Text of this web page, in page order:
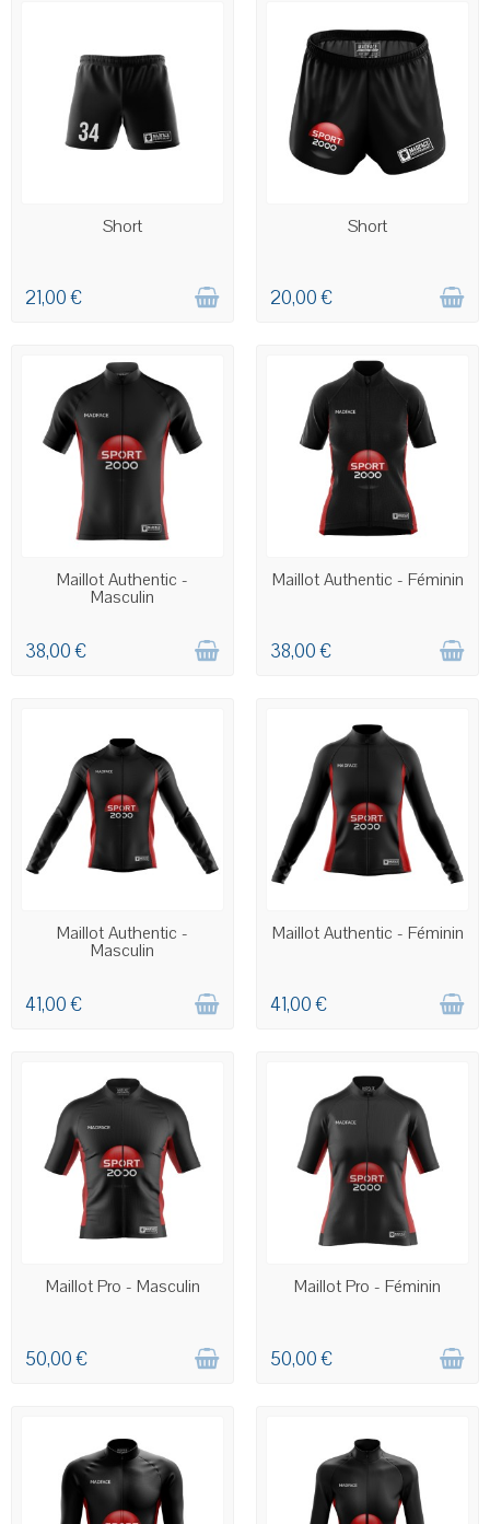
COMMANDE PERSONNALISÉE
Short
21,00 €
COMMANDE PERSONNALISÉE
Short
20,00 €
COMMANDE PERSONNALISÉE
Maillot Authentic -
Masculin
38,00 €
COMMANDE PERSONNALISÉE
Maillot Authentic - Féminin
38,00 €
COMMANDE PERSONNALISÉE
Maillot Authentic -
Masculin
41,00 €
COMMANDE PERSONNALISÉE
Maillot Authentic - Féminin
41,00 €
COMMANDE PERSONNALISÉE
Maillot Pro - Masculin
50,00 €
COMMANDE PERSONNALISÉE
Maillot Pro - Féminin
50,00 €